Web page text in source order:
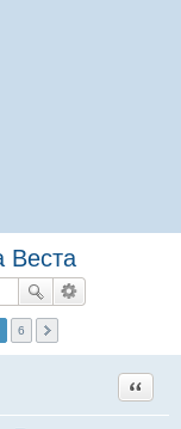
Веста
6
Цитата